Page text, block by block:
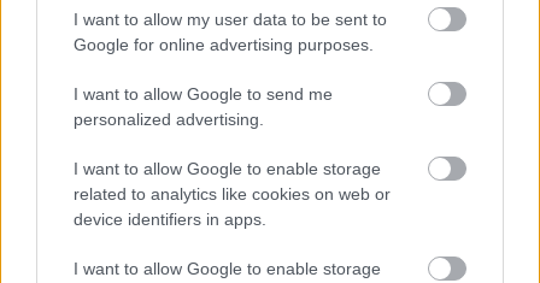
I want to allow my user data to be sent to
Google for online advertising purposes.
I want to allow Google to send me
personalized advertising.
I want to allow Google to enable storage
related to analytics like cookies on web or
device identifiers in apps.
I want to allow Google to enable storage
Meld deg på vårt nyhetsbrev
Meld deg på